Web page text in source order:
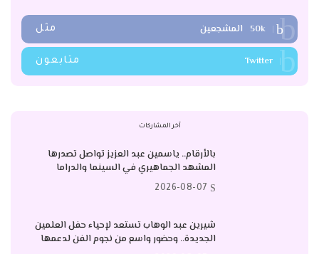
50k المشجعين مثل
Twitter متابعون
آخر المشاركات
بالأرقام.. ياسمين عبد العزيز تواصل تصدرها
المشهد الجماهيري في السينما والدراما
2026-08-07
شيرين عبد الوهاب تستعد لإحياء حفل العلمين
الجديدة.. وحضور واسع من نجوم الفن لدعمها